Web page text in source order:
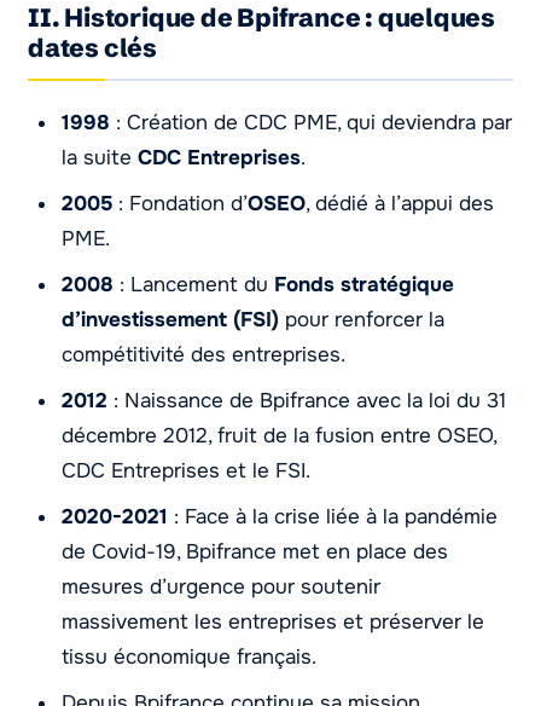
II. Historique de Bpifrance : quelques
dates clés
1998 : Création de CDC PME, qui deviendra par
la suiteCDC Entreprises.
2005 : Fondation d’OSEO, dédié à l’appui des
PME.
2008 : Lancement du Fonds stratégique
d’investissement (FSI) pour renforcer la
compétitivité des entreprises.
2012 : Naissance de Bpifrance avec la loi du 31
décembre 2012, fruit de la fusion entre OSEO,
CDC Entreprises et le FSI.
2020-2021 : Face à la crise liée à la pandémie
de Covid-19, Bpifrance met en place des
mesures d’urgence pour soutenir
massivement les entreprises et préserver le
tissu économique français.